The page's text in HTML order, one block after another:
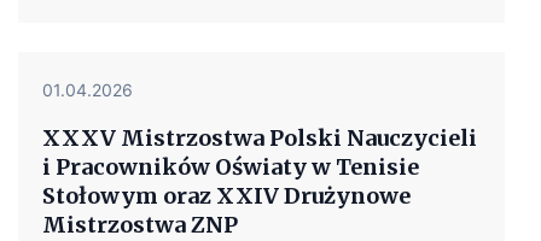
01.04.2026
XXXV Mistrzostwa Polski Nauczycieli
i Pracowników Oświaty w Tenisie
Stołowym oraz XXIV Drużynowe
Mistrzostwa ZNP